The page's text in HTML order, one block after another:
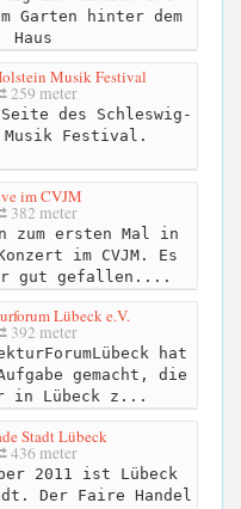
Garten hinter dem
Haus
Musik Festival
259 meter
des Schleswig-
Festival.
im CVJM
382 meter
zum ersten Mal in
im CVJM. Es
gut gefallen....
Lübeck e.V.
392 meter
hat
gemacht, die
in Lübeck z...
Stadt Lübeck
436 meter
2011 ist Lübeck
Der Faire Handel